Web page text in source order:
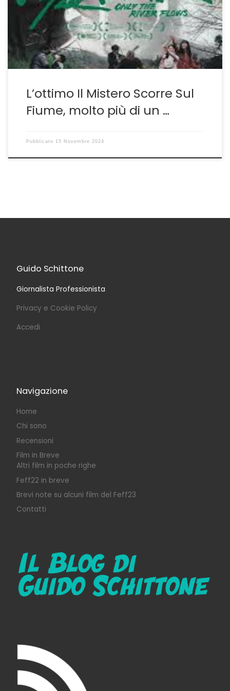
presentazione al Festival di Cannes e nei mesi estivi,
quando il pubblico che avrebbe potuto accogliere si
trovava […]
L’ottimo Il Mistero Scorre Sul
Fiume, molto più di un …
Pubblicato 15 Novembre 2024
Guido Schittone
Giornalista Professionista
Privacy e Cookie Policy
Accedi
Navigazione
Home
Chi sono
Recensioni
Film in Breve
Altri film in poche righe
Feff22 in breve
Brevi note su alcuni film del Feff23
Contatti